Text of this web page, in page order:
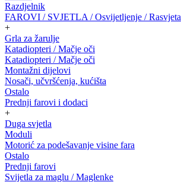
Razdjelnik
FAROVI / SVJETLA / Osvijetljenje / Rasvjeta
+
Grla za žarulje
Katadiopteri / Mačje oči
Katadiopteri / Mačje oči
Montažni dijelovi
Nosači, učvršćenja, kućišta
Ostalo
Prednji farovi i dodaci
+
Duga svjetla
Moduli
Motorić za podešavanje visine fara
Ostalo
Prednji farovi
Svijetla za maglu / Maglenke